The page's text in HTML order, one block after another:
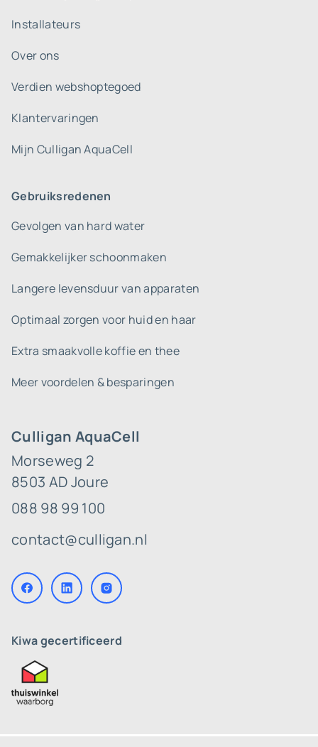
Culligan AquaCell
Morseweg 2
8503 AD Joure
088 98 99 100
contact@culligan.nl
Kiwa gecertificeerd
Installateurs
Over ons
Verdien webshoptegoed
Klantervaringen
Mijn Culligan AquaCell
Gebruiksredenen
Gevolgen van hard water
Gemakkelijker schoonmaken
Langere levensduur van apparaten
Optimaal zorgen voor huid en haar
Extra smaakvolle koffie en thee
Meer voordelen & besparingen